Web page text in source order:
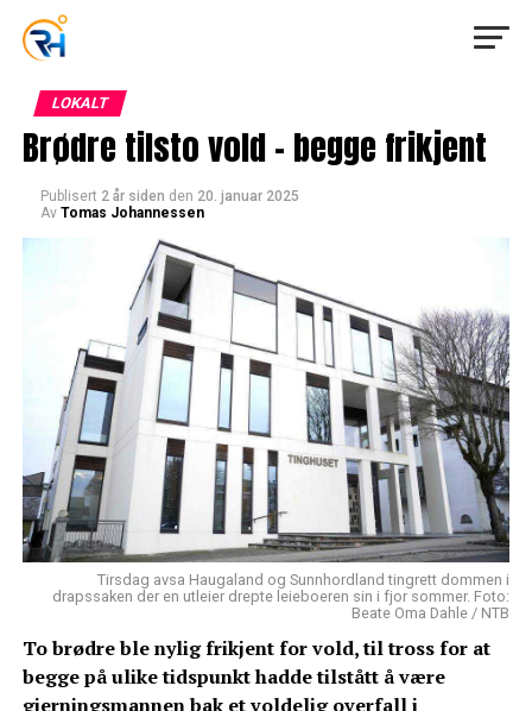
LOKALT
Brødre tilsto vold – begge frikjent
Publisert 2 år siden den 20. januar 2025
Av Tomas Johannessen
Tirsdag avsa Haugaland og Sunnhordland tingrett dommen i
drapssaken der en utleier drepte leieboeren sin i fjor sommer. Foto:
Beate Oma Dahle / NTB
To brødre ble nylig frikjent for vold, til tross for at
begge på ulike tidspunkt hadde tilstått å være
gjerningsmannen bak et voldelig overfall i